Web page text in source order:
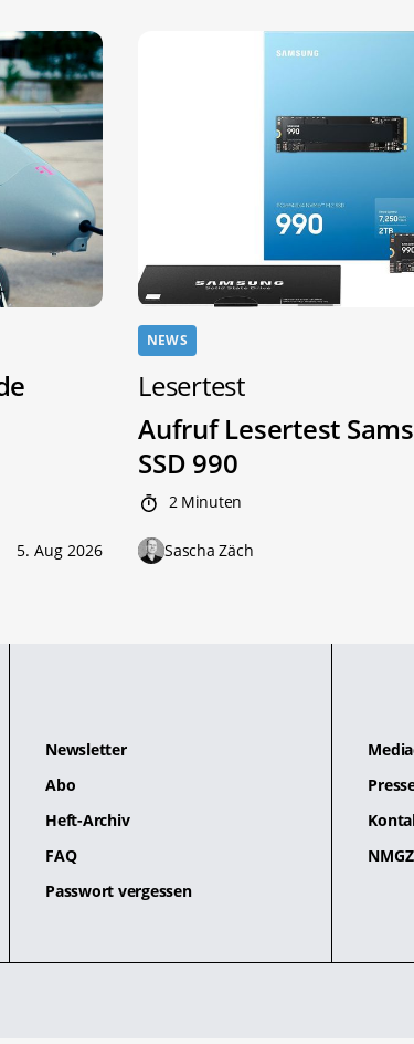
5. Aug 2026
NEWS
Lesertest
Aufruf Lesertest
SSD 990
2 Minuten
Sascha Zäch
Newsletter
Abo
Heft-Archiv
FAQ
Passwort vergessen